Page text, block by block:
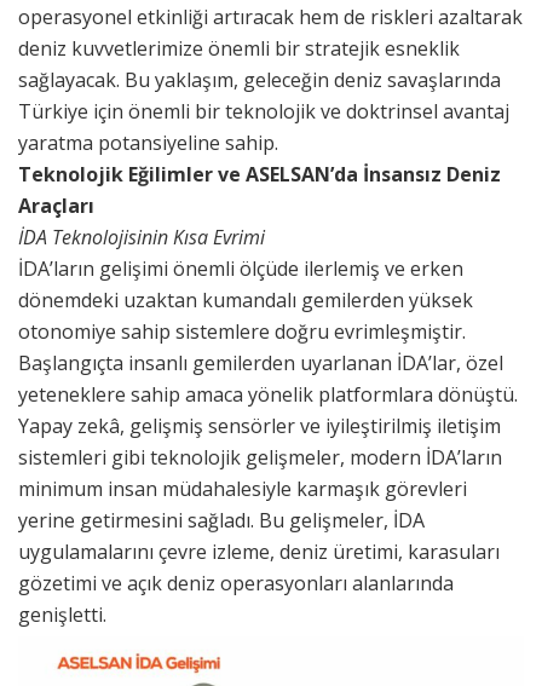
operasyonel etkinliği artıracak hem de riskleri azaltarak
deniz kuvvetlerimize önemli bir stratejik esneklik
sağlayacak. Bu yaklaşım, geleceğin deniz savaşlarında
Türkiye için önemli bir teknolojik ve doktrinsel avantaj
yaratma potansiyeline sahip.
Teknolojik Eğilimler ve ASELSAN’da İnsansız Deniz
Araçları
İDA Teknolojisinin Kısa Evrimi
İDA’ların gelişimi önemli ölçüde ilerlemiş ve erken
dönemdeki uzaktan kumandalı gemilerden yüksek
otonomiye sahip sistemlere doğru evrimleşmiştir.
Başlangıçta insanlı gemilerden uyarlanan İDA’lar, özel
yeteneklere sahip amaca yönelik platformlara dönüştü.
Yapay zekâ, gelişmiş sensörler ve iyileştirilmiş iletişim
sistemleri gibi teknolojik gelişmeler, modern İDA’ların
minimum insan müdahalesiyle karmaşık görevleri
yerine getirmesini sağladı. Bu gelişmeler, İDA
uygulamalarını çevre izleme, deniz üretimi, karasuları
gözetimi ve açık deniz operasyonları alanlarında
genişletti.